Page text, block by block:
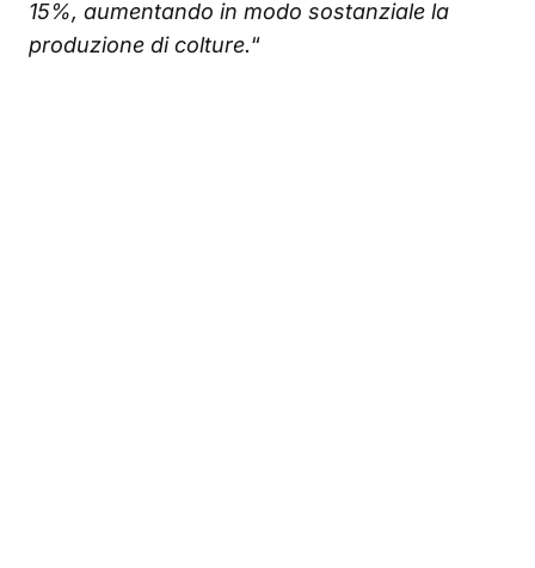
15%, aumentando in modo sostanziale la
produzione di colture.“